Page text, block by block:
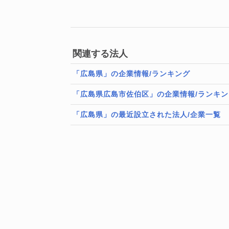
関連する法人
「広島県」の企業情報/ランキング
「広島県広島市佐伯区」の企業情報/ランキ
「広島県」の最近設立された法人/企業一覧